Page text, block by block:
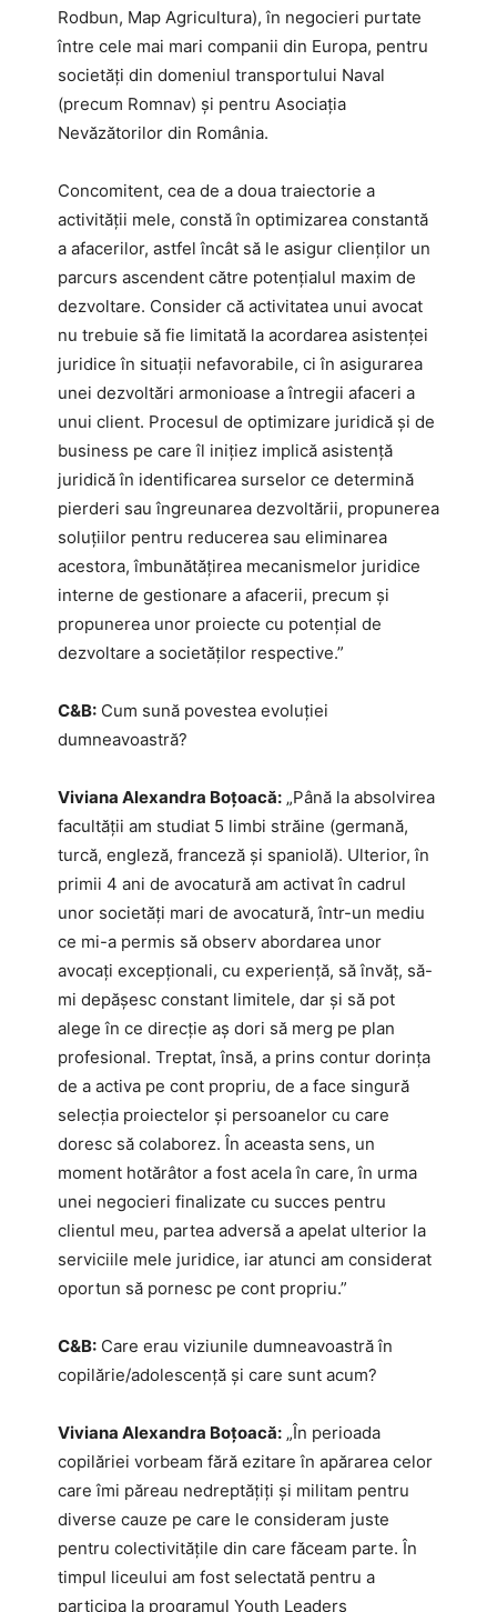
Rodbun, Map Agricultura), în negocieri purtate
între cele mai mari companii din Europa, pentru
societăți din domeniul transportului Naval
(precum Romnav) și pentru Asociația
Nevăzătorilor din România.
Concomitent, cea de a doua traiectorie a
activității mele, constă în optimizarea constantă
a afacerilor, astfel încât să le asigur clienților un
parcurs ascendent către potențialul maxim de
dezvoltare. Consider că activitatea unui avocat
nu trebuie să fie limitată la acordarea asistenței
juridice în situații nefavorabile, ci în asigurarea
unei dezvoltări armonioase a întregii afaceri a
unui client. Procesul de optimizare juridică și de
business pe care îl inițiez implică asistență
juridică în identificarea surselor ce determină
pierderi sau îngreunarea dezvoltării, propunerea
soluțiilor pentru reducerea sau eliminarea
acestora, îmbunătățirea mecanismelor juridice
interne de gestionare a afacerii, precum și
propunerea unor proiecte cu potențial de
dezvoltare a societăților respective.”
C&B: Cum sună povestea evoluției
dumneavoastră?
Viviana Alexandra Boțoacă: „Până la absolvirea
facultății am studiat 5 limbi străine (germană,
turcă, engleză, franceză și spaniolă). Ulterior, în
primii 4 ani de avocatură am activat în cadrul
unor societăți mari de avocatură, într-un mediu
ce mi-a permis să observ abordarea unor
avocați excepționali, cu experiență, să învăț, să-
mi depășesc constant limitele, dar și să pot
alege în ce direcție aș dori să merg pe plan
profesional. Treptat, însă, a prins contur dorința
de a activa pe cont propriu, de a face singură
selecția proiectelor și persoanelor cu care
doresc să colaborez. În aceasta sens, un
moment hotărâtor a fost acela în care, în urma
unei negocieri finalizate cu succes pentru
clientul meu, partea adversă a apelat ulterior la
serviciile mele juridice, iar atunci am considerat
oportun să pornesc pe cont propriu.”
C&B: Care erau viziunile dumneavoastră în
copilărie/adolescență și care sunt acum?
Viviana Alexandra Boțoacă: „În perioada
copilăriei vorbeam fără ezitare în apărarea celor
care îmi păreau nedreptățiți și militam pentru
diverse cauze pe care le consideram juste
pentru colectivitățile din care făceam parte. În
timpul liceului am fost selectată pentru a
participa la programul Youth Leaders